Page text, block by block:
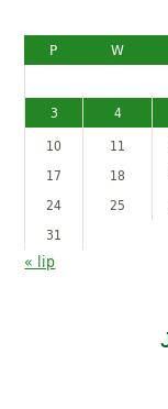
P
W
3
4
10
11
17
18
24
25
31
« lip